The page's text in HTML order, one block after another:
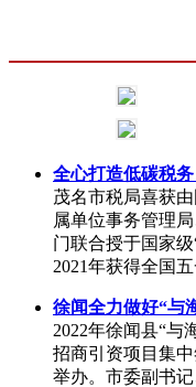
全心打造低碳税
茂名市税局喜获
属单位事务管理
门联合授于国家
2021年获得全国
徐闻全力做好“与
2022年徐闻县“与
招商引资项目集
举办。市委副书